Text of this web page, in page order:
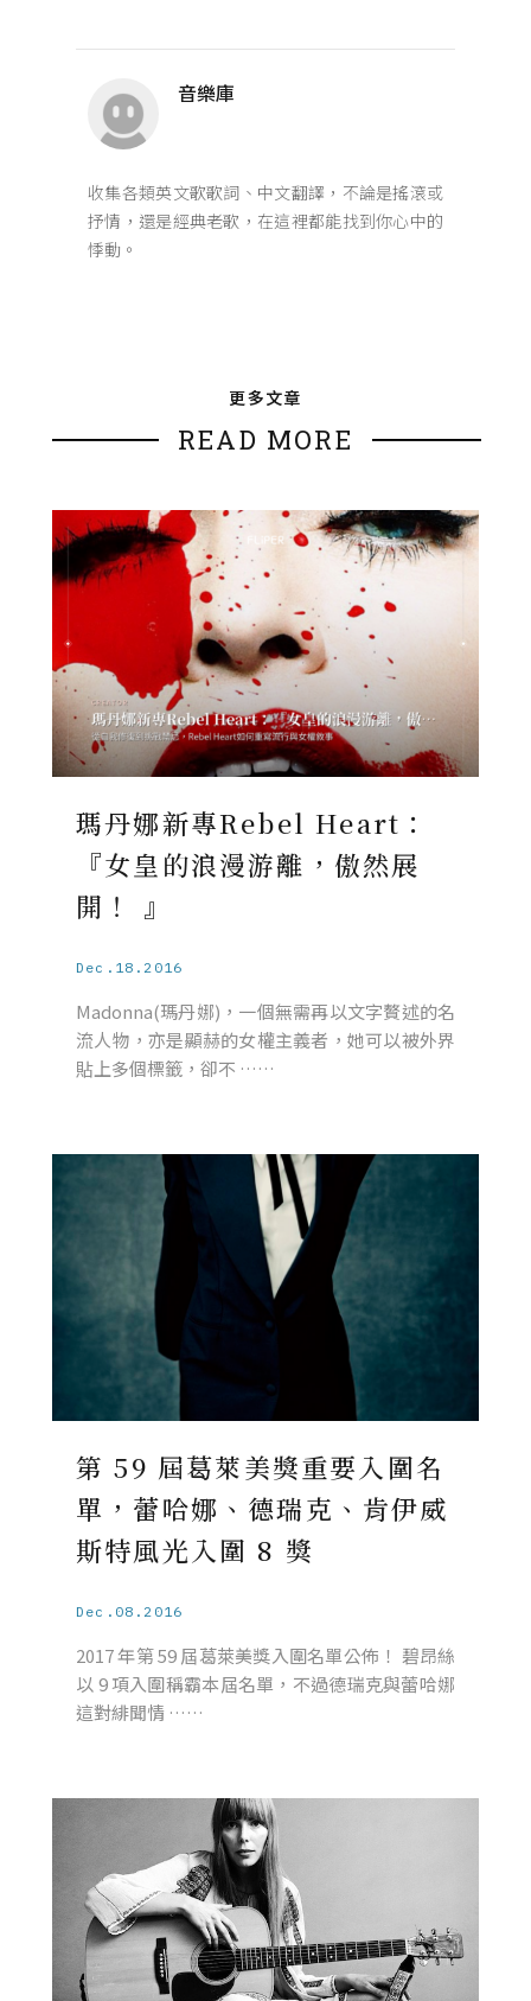
音樂庫
收集各類英文歌歌詞、中文翻譯，不論是搖滾或
抒情，還是經典老歌，在這裡都能找到你心中的
悸動。
更多文章
READ MORE
瑪丹娜新專Rebel Heart：
『女皇的浪漫游離，傲然展
開！ 』
Dec.18.2016
Madonna(瑪丹娜)，一個無需再以文字贅述的名
流人物，亦是顯赫的女權主義者，她可以被外界
貼上多個標籤，卻不 ……
第 59 屆葛萊美獎重要入圍名
單，蕾哈娜、德瑞克、肯伊威
斯特風光入圍 8 獎
Dec.08.2016
2017 年第 59 屆葛萊美獎入圍名單公佈！ 碧昂絲
以 9 項入圍稱霸本屆名單，不過德瑞克與蕾哈娜
這對緋聞情 ……